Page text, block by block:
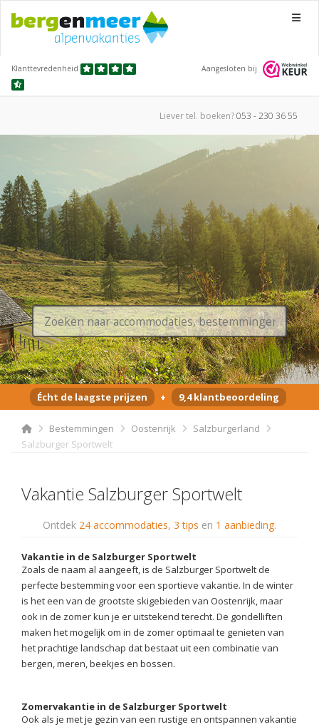
Menu
Klanttevredenheid Aangesloten bij
Liever tel. boeken?053 - 230 36 55
Écht de laagste prijzen + 9,4 klantbeoordeling
Bestemmingen Oostenrijk
Salzburgerland
Salzburger Sportwelt
Vakantie Salzburger Sportwelt
Ontdek 24 accommodaties, 3 tips en 1 aanbieding.
Vakantie in de Salzburger Sportwelt
Zoals de naam al aangeeft, is de Salzburger Sportwelt de
perfecte bestemming voor een sportieve vakantie. In de winter
is het een van de grootste skigebieden van Oostenrijk, maar
ook in de zomer kun je er uitstekend terecht. De gondelliften
maken het mogelijk om in de zomer optimaal te genieten van
het prachtige landschap dat bestaat uit een combinatie van
bergen, meren, beekjes en bossen.
Zomervakantie in de Salzburger Sportwelt
Ook als je met je gezin van een rustige en ontspannen vakantie